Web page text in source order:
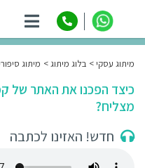
מיתוג עסקי בלוג מיתוג מיתוג
כיצד הפכנו את האתר של
מצליח?
חדש! האזינו לכתבה